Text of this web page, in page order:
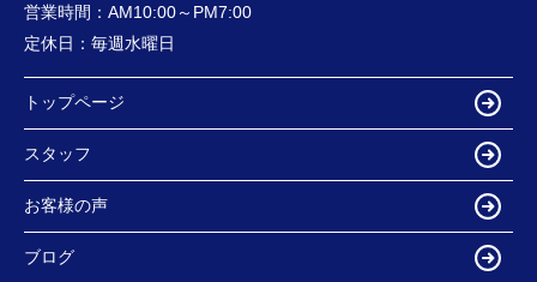
営業時間： AM10:00～PM7:00
定休日： 毎週水曜日
トップページ
スタッフ
お客様の声
ブログ